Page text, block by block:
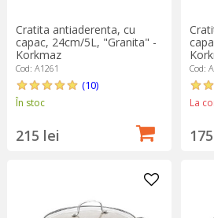
Cratita antiaderenta, cu
capac, 24cm/5L, "Granita" -
Korkmaz
Cod: A1261
(10)
În stoc
215 lei
Cod:
La